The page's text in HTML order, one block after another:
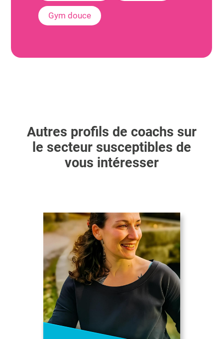
Gym douce
Autres profils de coachs sur
le secteur susceptibles de
vous intéresser